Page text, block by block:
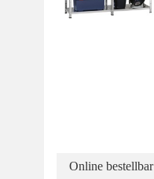
Online bestellbar